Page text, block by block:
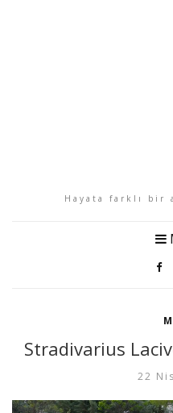
Hayata farklı bir
Stradivarius
22